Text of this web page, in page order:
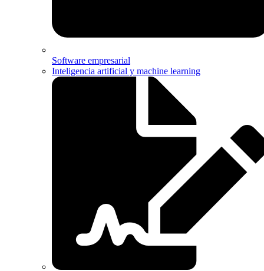
Software empresarial
Inteligencia artificial y machine learning